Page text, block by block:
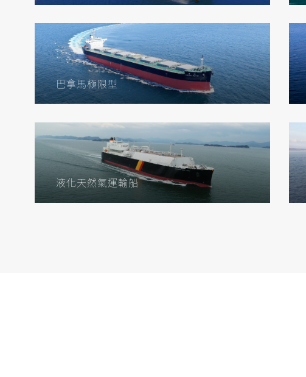
巴拿馬極限型
液化天然氣運輸船